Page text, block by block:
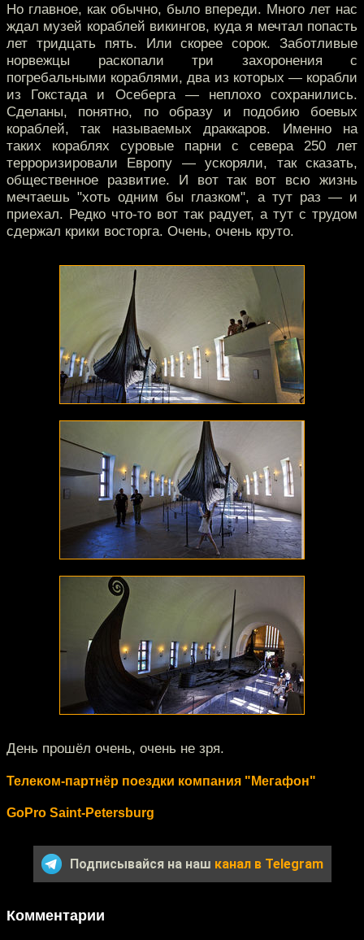
Но главное, как обычно, было впереди. Много лет нас
ждал музей кораблей викингов, куда я мечтал попасть
лет тридцать пять. Или скорее сорок. Заботливые
норвежцы раскопали три захоронения с
погребальными кораблями, два из которых — корабли
из Гокстада и Осеберга — неплохо сохранились.
Сделаны, понятно, по образу и подобию боевых
кораблей, так называемых драккаров. Именно на
таких кораблях суровые парни с севера 250 лет
терроризировали Европу — ускоряли, так сказать,
общественное развитие. И вот так вот всю жизнь
мечтаешь "хоть одним бы глазком", а тут раз — и
приехал. Редко что-то вот так радует, а тут с трудом
сдержал крики восторга. Очень, очень круто.
День прошёл очень, очень не зря.
Телеком-партнёр поездки компания "Мегафон"
GoPro Saint-Petersburg
Подписывайся на наш канал в Telegram
Комментарии